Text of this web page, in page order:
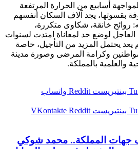
أسابيع من الحرارة المرتفعة
بقسوتها، يجد آلاف السكان أنفسهم
روائح خانقة، شكاوى متكررة،
لوضع حد لمعاناة امتدت لسنوات
يحتمل المزيد من التأجيل، خاصة
وكرامة المرضى وصورة مدينة
والعلمية بالمملكة.
بينتيريست
واتساب
بينتيريست
جهات المملكة.. محمد شوكي